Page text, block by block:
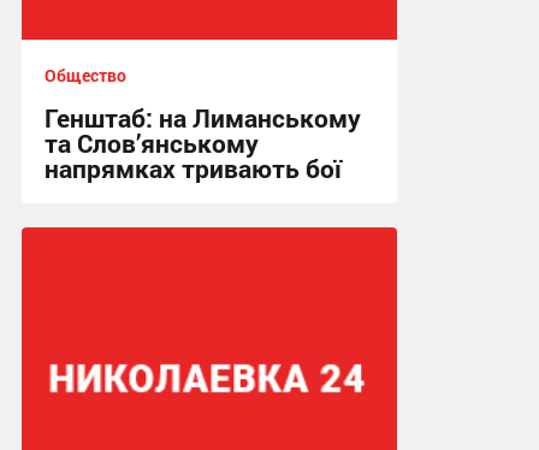
Общество
Генштаб: на Лиманському
та Слов’янському
напрямках тривають бої